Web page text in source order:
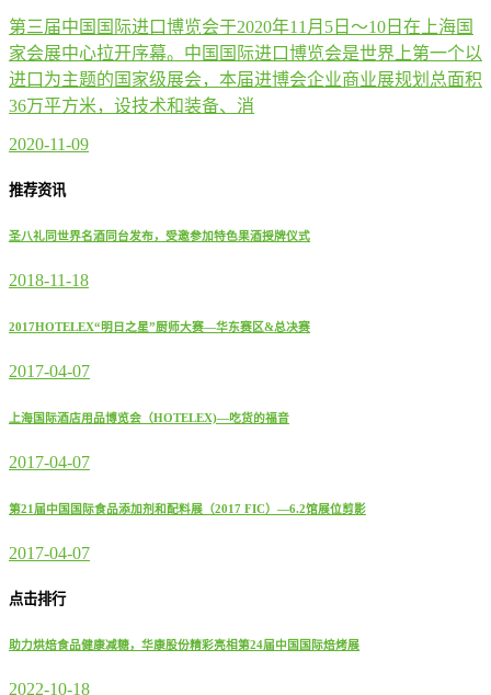
第三届中国国际进口博览会于2020年11月5日～10日在上海国
家会展中心拉开序幕。中国国际进口博览会是世界上第一个以
进口为主题的国家级展会，本届进博会企业商业展规划总面积
36万平方米，设技术和装备、消
2020-11-09
推荐资讯
圣八礼同世界名酒同台发布，受邀参加特色果酒授牌仪式
2018-11-18
2017HOTELEX“明日之星”厨师大赛—华东赛区&总决赛
2017-04-07
上海国际酒店用品博览会（HOTELEX)—吃货的福音
2017-04-07
第21届中国国际食品添加剂和配料展（2017 FIC）—6.2馆展位剪影
2017-04-07
点击排行
助力烘焙食品健康减糖，华康股份精彩亮相第24届中国国际焙烤展
2022-10-18